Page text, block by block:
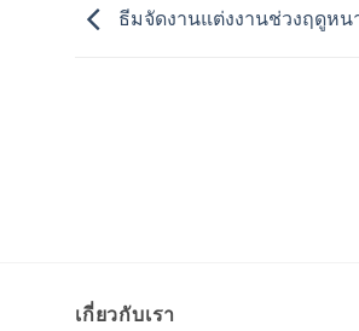
ธีมจัดงานแต่งงานช่วงฤดูหน
เกี่ยวกับเรา